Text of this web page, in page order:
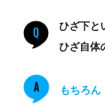
Q
ひざ下と
ひざ自体
A もちろん